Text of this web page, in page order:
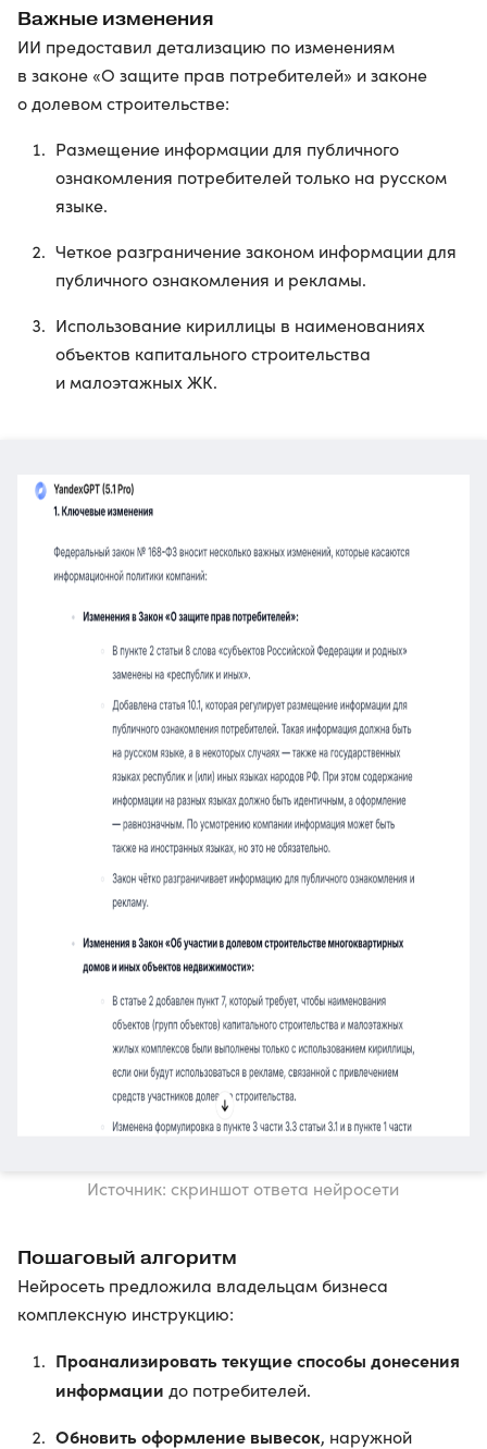
Важные изменения
ИИ предоставил детализацию по изменениям
в законе «О защите прав потребителей» и законе
о долевом строительстве:
Размещение информации для публичного
ознакомления потребителей только на русском
языке.
Четкое разграничение законом информации для
публичного ознакомления и рекламы.
Использование кириллицы в наименованиях
объектов капитального строительства
и малоэтажных ЖК.
Источник: скриншот ответа нейросети
Пошаговый алгоритм
Нейросеть предложила владельцам бизнеса
комплексную инструкцию:
Проанализировать текущие способы донесения
информации до потребителей.
Обновить оформление вывесок, наружной